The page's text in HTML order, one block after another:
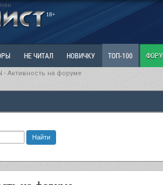
18+
НЕ ЧИТАЛ НОВИЧКУ ТОП-100
Ветка: Наболевшее. Выскажись!
- Активность на форуме